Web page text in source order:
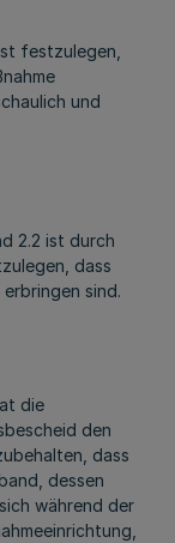
festzulegen,
und
2.2 ist durch
dass
sind.
die
den
dass
dessen
während der